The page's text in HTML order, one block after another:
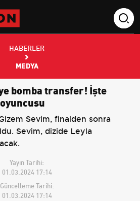
HABERLER
MEDYA
bomba transfer! İşte
Sevim, finalden sonra
Sevim, dizide Leyla
Yayın Tarihi:
01.03.2024 17:14
Güncelleme Tarihi:
01.03.2024 17:14